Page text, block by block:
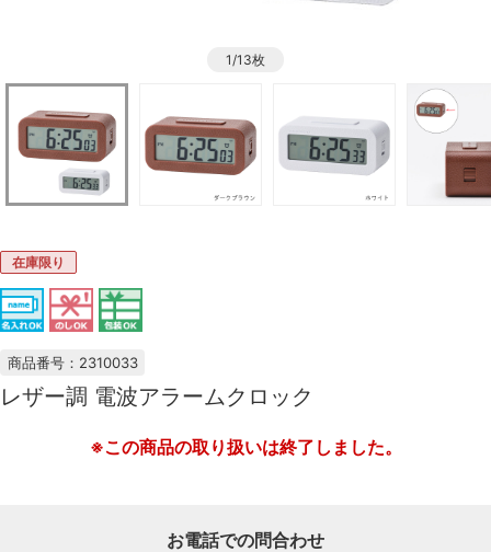
1/13枚
在庫限り
商品番号：2310033
レザー調 電波アラームクロック
※この商品の取り扱いは終了しました。
お電話での問合わせ